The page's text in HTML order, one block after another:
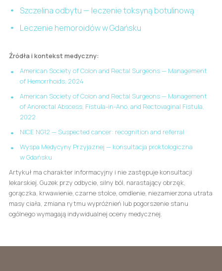
Szczelina odbytu — leczenie toksyną botulinową
Leczenie hemoroidów w Gdańsku
Źródła i kontekst medyczny:
American Society of Colon and Rectal Surgeons — Management
of Hemorrhoids, 2024
American Society of Colon and Rectal Surgeons — Management
of Anorectal Abscess, Fistula-in-Ano, and Rectovaginal Fistula,
2022
NICE NG12 — Suspected cancer: recognition and referral
Wyspa Medycyny Przyjaznej — konsultacja proktologiczna
w Gdańsku
Artykuł ma charakter informacyjny i nie zastępuje konsultacji
lekarskiej. Guzek przy odbycie, silny ból, narastający obrzęk,
gorączka, krwawienie, czarne stolce, omdlenie, niezamierzona utrata
masy ciała, zmiana rytmu wypróżnień lub pogorszenie stanu
ogólnego wymagają indywidualnej oceny medycznej.